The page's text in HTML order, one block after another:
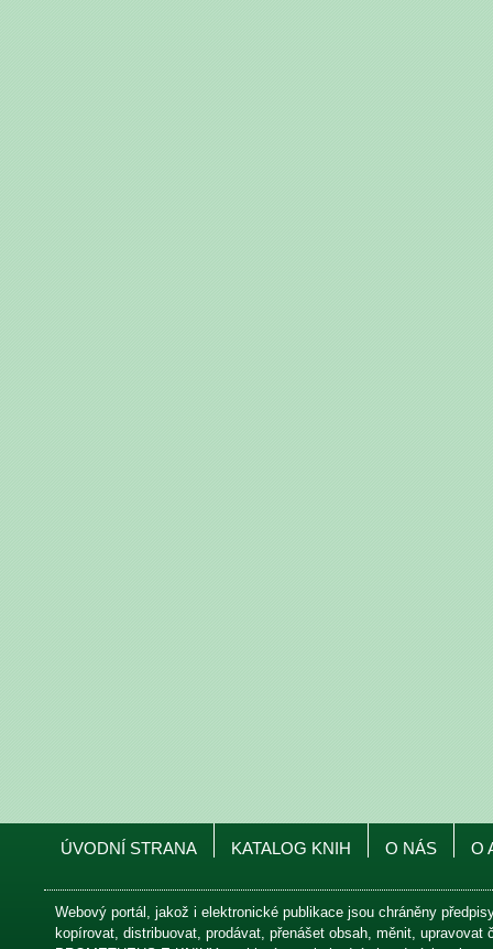
ÚVODNÍ STRANA KATALOG KNIH O NÁS O
Webový portál, jakož i elektronické publikace jsou chráněny
kopírovat, distribuovat, prodávat, přenášet obsah, měnit,